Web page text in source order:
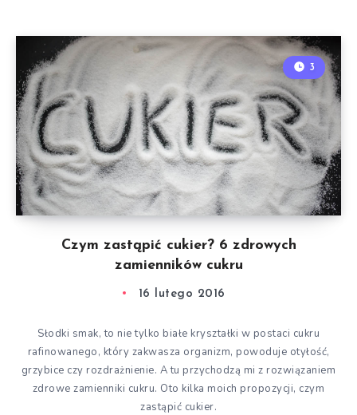
Czym zastąpić cukier? 6 zdrowych
zamienników cukru
3
16 lutego 2016
Słodki smak, to nie tylko białe kryształki w postaci cukru
rafinowanego, który zakwasza organizm, powoduje otyłość,
grzybice czy rozdrażnienie. A tu przychodzą mi z rozwiązaniem
zdrowe zamienniki cukru. Oto kilka moich propozycji, czym
zastąpić cukier.